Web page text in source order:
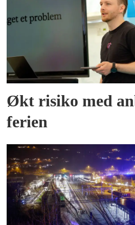
Økt risiko med
ferien